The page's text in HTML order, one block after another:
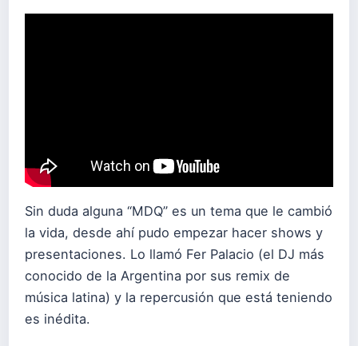
Sin duda alguna “MDQ” es un tema que le cambió
la vida, desde ahí pudo empezar hacer shows y
presentaciones. Lo llamó Fer Palacio (el DJ más
conocido de la Argentina por sus remix de
música latina) y la repercusión que está teniendo
es inédita.